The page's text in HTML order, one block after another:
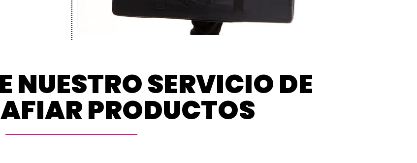
NUESTRO SERVICIO DE
PRODUCTOS